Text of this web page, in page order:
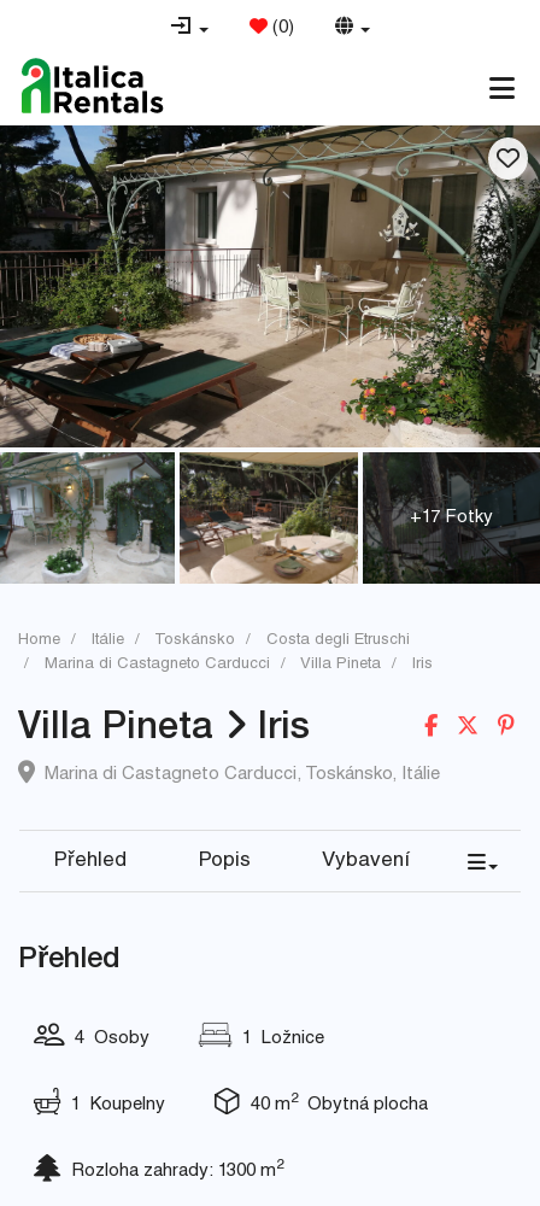
(0)
+17 Fotky
Home Itálie Toskánsko
Costa degli Etruschi
Marina di Castagneto Carducci
Villa Pineta Iris
Villa Pineta Iris
Marina di Castagneto Carducci, Toskánsko, Itálie
Přehled Popis Vybavení
Přehled
4 Osoby 1 Ložnice
1 Koupelny 40 m2Obytná plocha
Rozloha zahrady: 1300 m2